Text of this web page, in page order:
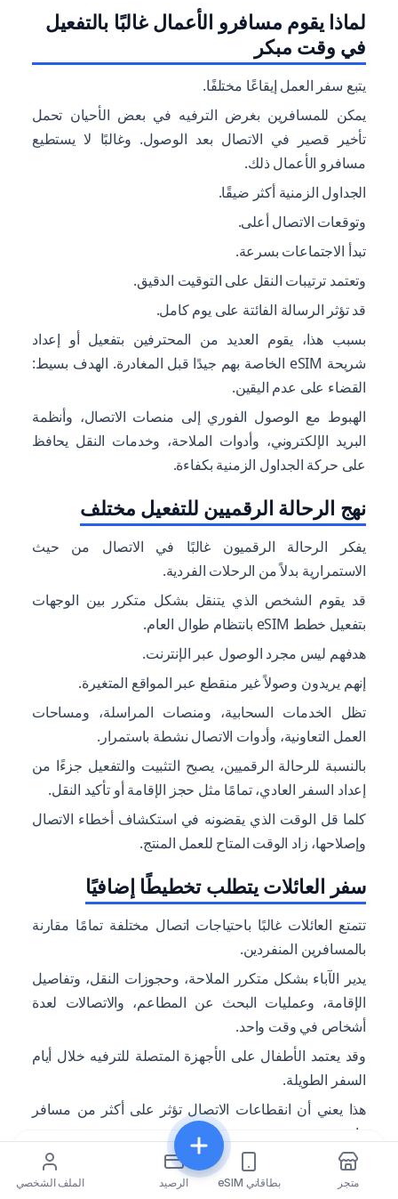
لماذا يقوم مسافرو الأعمال غالبًا بالتفعيل
في وقت مبكر
يتبع سفر العمل إيقاعًا مختلفًا.
يمكن للمسافرين بغرض الترفيه في بعض الأحيان تحمل
تأخير قصير في الاتصال بعد الوصول. وغالبًا لا يستطيع
مسافرو الأعمال ذلك.
الجداول الزمنية أكثر ضيقًا.
وتوقعات الاتصال أعلى.
تبدأ الاجتماعات بسرعة.
وتعتمد ترتيبات النقل على التوقيت الدقيق.
قد تؤثر الرسالة الفائتة على يوم كامل.
بسبب هذا، يقوم العديد من المحترفين بتفعيل أو إعداد
شريحة eSIM الخاصة بهم جيدًا قبل المغادرة. الهدف بسيط:
القضاء على عدم اليقين.
الهبوط مع الوصول الفوري إلى منصات الاتصال، وأنظمة
البريد الإلكتروني، وأدوات الملاحة، وخدمات النقل يحافظ
على حركة الجداول الزمنية بكفاءة.
نهج الرحالة الرقميين للتفعيل مختلف
يفكر الرحالة الرقميون غالبًا في الاتصال من حيث
الاستمرارية بدلاً من الرحلات الفردية.
قد يقوم الشخص الذي يتنقل بشكل متكرر بين الوجهات
بتفعيل خطط eSIM بانتظام طوال العام.
هدفهم ليس مجرد الوصول عبر الإنترنت.
إنهم يريدون وصولاً غير منقطع عبر المواقع المتغيرة.
تظل الخدمات السحابية، ومنصات المراسلة، ومساحات
العمل التعاونية، وأدوات الاتصال نشطة باستمرار.
بالنسبة للرحالة الرقميين، يصبح التثبيت والتفعيل جزءًا من
إعداد السفر العادي، تمامًا مثل حجز الإقامة أو تأكيد النقل.
كلما قل الوقت الذي يقضونه في استكشاف أخطاء الاتصال
وإصلاحها، زاد الوقت المتاح للعمل المنتج.
سفر العائلات يتطلب تخطيطًا إضافيًا
تتمتع العائلات غالبًا باحتياجات اتصال مختلفة تمامًا مقارنة
بالمسافرين المنفردين.
يدير الآباء بشكل متكرر الملاحة، وحجوزات النقل، وتفاصيل
الإقامة، وعمليات البحث عن المطاعم، والاتصالات لعدة
أشخاص في وقت واحد.
وقد يعتمد الأطفال على الأجهزة المتصلة للترفيه خلال أيام
السفر الطويلة.
هذا يعني أن انقطاعات الاتصال تؤثر على أكثر من مسافر
واحد.
تقلل شريحة eSIM المعدة بشكل صحيح الضغط بعد الوصول
لأن الخدمات الأساسية تصبح متاحة فورًا.
متجر بطاقاتي eSIM الرصيد الملف الشخصي